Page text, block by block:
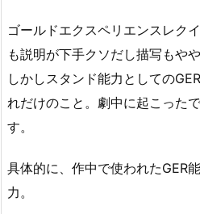
ゴールドエクスペリエンスレク
も説明が下手クソだし描写もや
しかしスタンド能力としての
れだけのこと。劇中に起こった
す。
具体的に、作中で使われたGER
力。